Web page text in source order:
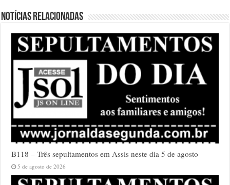
Notícias relacionadas
B118 – Três sepultamentos em Assis neste dia 5 de agosto
5 de agosto de 2026